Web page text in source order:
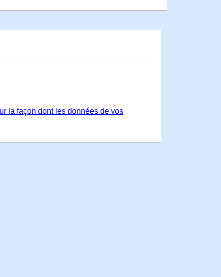
la façon dont les données de vos